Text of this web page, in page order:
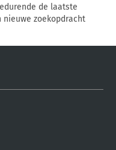
de laatste
nieuwe zoekopdracht